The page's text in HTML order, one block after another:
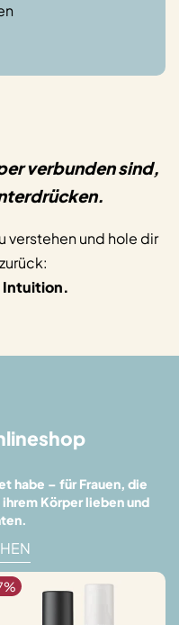
verbunden sind,
verstehen und hole dir
Intuition.
habe – für Frauen, die
Körper lieben und
%